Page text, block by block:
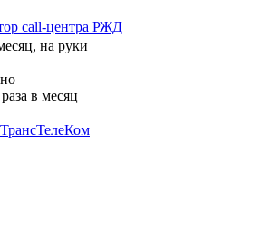
call-центра РЖД
на руки
в месяц